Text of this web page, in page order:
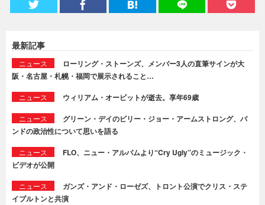
最新記事
ニュース
ローリング・ストーンズ、メンバー3人の直筆サインが大
阪・名古屋・札幌・福岡で展示されること…
ニュース ウィリアム・オービットが逝去。享年69歳
ニュース
グリーン・デイのビリー・ジョー・アームストロング、バ
ンドの政治性について思いを語る
ニュース
FLO、ニュー・アルバムより“Cry Ugly”のミュージック・
ビデオが公開
ニュース
ガンズ・アンド・ローゼズ、トロント公演でクリス・ステ
イプルトンと共演